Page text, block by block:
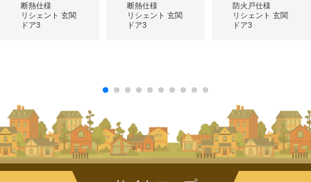
断熱仕様
リシェント 玄関
ドア3
断熱仕様
リシェント 玄関
ドア3
防火戸仕様
リシェント 玄関
ドア3